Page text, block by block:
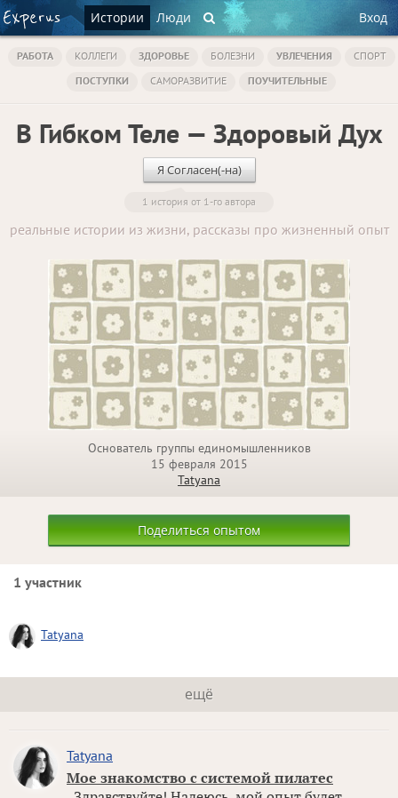
Истории Люди Вход
РАБОТА КОЛЛЕГИ ЗДОРОВЬЕ БОЛЕЗНИ УВЛЕЧЕНИЯ
СПОРТ
ПОСТУПКИ
САМОРАЗВИТИЕ ПОУЧИТЕЛЬНЫЕ
В Гибком Теле — Здоровый Дух
Я Согласен(-на)
1 история от 1-го автора
реальные истории из жизни, рассказы про жизненный опыт
Основатель группы единомышленников
15 февраля 2015
Tatyana
Поделиться опытом
1 участник
Tatyana
ещё
Tatyana
Мое знакомство с системой пилатес